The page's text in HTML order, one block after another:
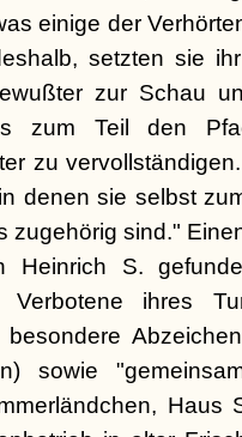
einige der
setzten sie
zur Schau
zum Teil den
zu
denen sie selbst
zugehörig sind."
S.
ihres
sowie
Haus